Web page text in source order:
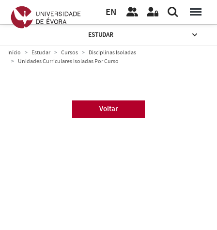
EN
ESTUDAR
Início Estudar Cursos
Disciplinas Isoladas
Unidades Curriculares Isoladas Por Curso
Voltar